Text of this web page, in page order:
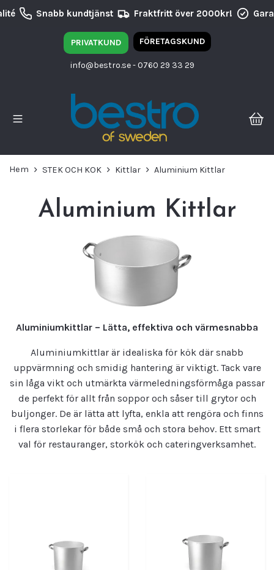
Snabb kundtjänst Fraktfritt över 2000kr!
PRIVATKUND FÖRETAGSKUND
info@bestro.se- 0760 29 33 29
Hem STEK OCH KOK Kittlar Aluminium Kittlar
Aluminium Kittlar
Aluminiumkittlar – Lätta, effektiva och värmesnabba
Aluminiumkittlar är idealiska för kök där snabb
uppvärmning och smidig hantering är viktigt. Tack vare
sin låga vikt och utmärkta värmeledningsförmåga passar
de perfekt för allt från soppor och såser till grytor och
buljonger. De är lätta att lyfta, enkla att rengöra och finns
i flera storlekar för både små och stora behov. Ett smart
val för restauranger, storkök och cateringverksamhet.